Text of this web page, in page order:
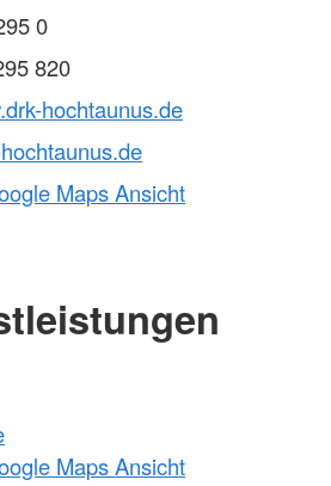
0
820
hochtaunus.de
Maps Ansicht
Maps Ansicht